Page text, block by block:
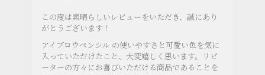
この度は素晴らしいレビューをいただき、誠にあり
がとうございます！
アイブロウペンシル の使いやすさと可愛い色を気に
入っていただけたこと、大変嬉しく思います。リピ
ーターの方々にお喜びいただける商品であることを